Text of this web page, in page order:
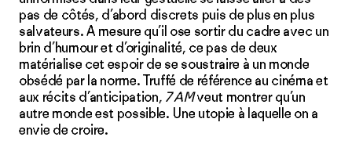
pas de côtés, d’abord discrets puis de plus en plus
salvateurs. A mesure qu’il ose sortir du cadre avec un
brin d’humour et d’originalité, ce pas de deux
matérialise cet espoir de se soustraire à un monde
obsédé par la norme. Truffé de référence au cinéma et
aux récits d’anticipation, 7 AMveut montrer qu’un
autre monde est possible. Une utopie à laquelle on a
envie de croire.